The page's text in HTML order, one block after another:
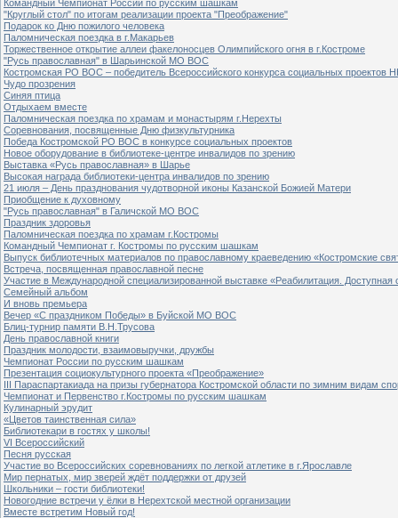
Командный Чемпионат России по русским шашкам
"Круглый стол" по итогам реализации проекта "Преображение"
Подарок ко Дню пожилого человека
Паломническая поездка в г.Макарьев
Торжественное открытие аллеи факелоносцев Олимпийского огня в г.Костроме
"Русь православная" в Шарьинской МО ВОС
Костромская РО ВОС – победитель Всероссийского конкурса социальных проектов
Чудо прозрения
Синяя птица
Отдыхаем вместе
Паломническая поездка по храмам и монастырям г.Нерехты
Соревнования, посвященные Дню физкультурника
Победа Костромской РО ВОС в конкурсе социальных проектов
Новое оборудование в библиотеке-центре инвалидов по зрению
Выставка «Русь православная» в Шарье
Высокая награда библиотеки-центра инвалидов по зрению
21 июля – День празднования чудотворной иконы Казанской Божией Матери
Приобщение к духовному
"Русь православная" в Галичской МО ВОС
Праздник здоровья
Паломническая поездка по храмам г.Костромы
Командный Чемпионат г. Костромы по русским шашкам
Выпуск библиотечных материалов по православному краеведению «Костромские
Встреча, посвященная православной песне
Участие в Международной специализированной выставке «Реабилитация. Доступная
Семейный альбом
И вновь премьера
Вечер «С праздником Победы» в Буйской МО ВОС
Блиц-турнир памяти В.Н.Трусова
День православной книги
Праздник молодости, взаимовыручки, дружбы
Чемпионат России по русским шашкам
Презентация социокультурного проекта «Преображение»
III Параспартакиада на призы губернатора Костромской области по зимним видам
Чемпионат и Первенство г.Костромы по русским шашкам
Кулинарный эрудит
«Цветов таинственная сила»
Библиотекари в гостях у школы!
VI Всероссийский
Песня русская
Участие во Всероссийских соревнованиях по легкой атлетике в г.Ярославле
Мир пернатых, мир зверей ждёт поддержки от друзей
Школьники – гости библиотеки!
Новогодние встречи у ёлки в Нерехтской местной организации
Вместе встретим Новый год!